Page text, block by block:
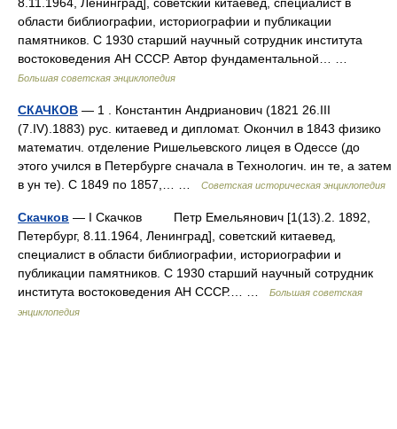
области библиографии, историографии и публикации
памятников. С 1930 старший научный сотрудник института
востоковедения АН СССР. Автор фундаментальной… …
Большая советская энциклопедия
СКАЧКОВ — 1 . Константин Андрианович (1821 26.III
(7.IV).1883) рус. китаевед и дипломат. Окончил в 1843 физико
математич. отделение Ришельевского лицея в Одессе (до
этого учился в Петербурге сначала в Технологич. ин те, а затем
в ун те). С 1849 по 1857,… …
Советская историческая энциклопедия
Скачков — I Скачков Петр Емельянович [1(13).2. 1892,
Петербург, 8.11.1964, Ленинград], советский китаевед,
специалист в области библиографии, историографии и
публикации памятников. С 1930 старший научный сотрудник
института востоковедения АН СССР.… …
Большая советская
энциклопедия